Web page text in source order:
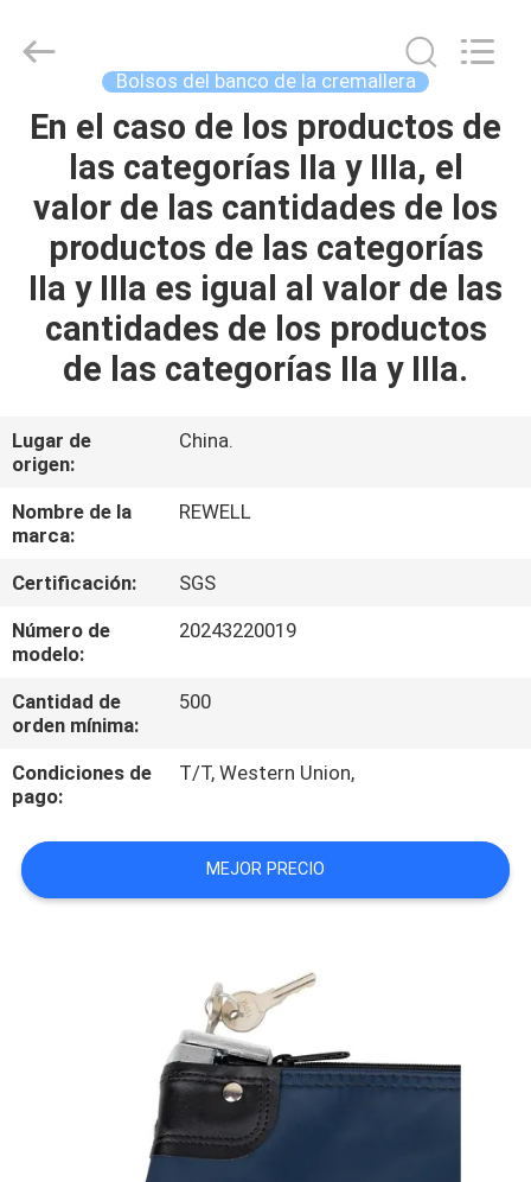
HOGAR
PRODUCTOS
SOBRE
NOSOTROS
VIAJE
DE
LA
FÁBRICA
CONTROL
DE
CALIDAD
DEL
PRIVACY
Limited.
Developed
Bolsos del banco de la cremallera
En el caso de los productos de
las categorías IIa y IIIa, el
valor de las cantidades de los
productos de las categorías
IIa y IIIa es igual al valor de las
cantidades de los productos
de las categorías IIa y IIIa.
Lugar de
origen:
China.
Nombre de la
marca:
REWELL
Certificación:
SGS
Número de
modelo:
20243220019
Cantidad de
orden mínima:
500
Condiciones de
pago:
T/T, Western Union,
MEJOR PRECIO